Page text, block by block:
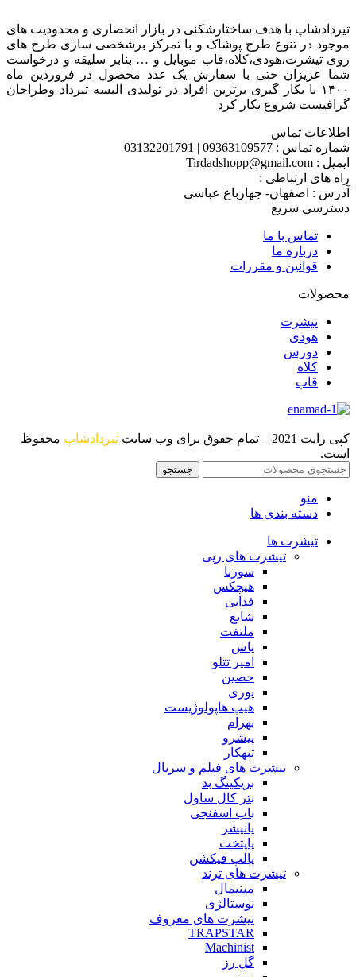
تیردادشاپ با هدف ساختارشکنی در بازار انحصاری و محدودیت های
موجود در تنوع طرح پوشاک و با تمرکز برشخصی سازی طرح های
روی تیشرت،هودی،کلاه،قاب موبایل و … بنابر سلیقه و درخواست
شما عزیزان حتی با سفارش یک عدد محصول در فروردین ماه
۱۴۰۰ با بکار گیری برترین افراد در تولیدی البسه تیرداد وطراحان
گرافیست شروع بکار کرد
اطلاعات تماس
شماره تماس : 09363109577 | 03132201791
ایمیل : Tirdadshopp@gmail.com
راه های ارتباطی :
آدرس : اصفهان- چهارباغ عباسی
دسترسی سریع
تماس با ما
درباره ما
قوانین و مقررات
محصولات
تیشرت
هودی
دورس
کلاه
قاب
کپی رایت 2021 – تمام حقوق برای وب سایت تیردادشاپ محفوظ
است.
جستجو
منو
دسته بندی ها
تیشرت ها
تیشرت های رپی
سورنا
هیچکس
فدایی
شایع
ملتفت
یاس
امیر تتلو
حصین
پوری
هیپ هاپولوژیست
بهرام
پیشرو
تبهکار
تیشرت های فیلم و سریال
بریکینگ بد
بتر کال ساول
باب اسفنجی
پانیشر
پایتخت
پالپ فیکشن
تیشرت های ترند
مینیمال
نوستالژی
تیشرت های معروف
TRAPSTAR
Machinist
گل رز